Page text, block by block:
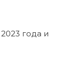
года и